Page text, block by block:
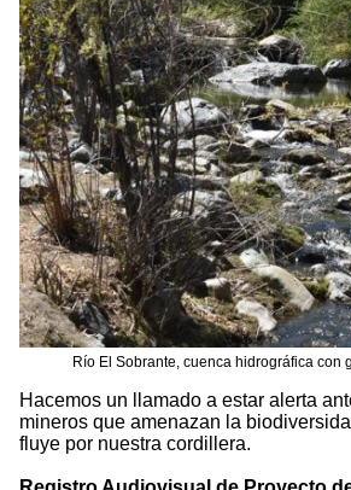
Río El Sobrante, cuenca hidrográfica con
Hacemos un llamado a estar alerta
mineros que amenazan la
fluye por nuestra cordillera.